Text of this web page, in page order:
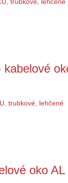
kabelové
oko